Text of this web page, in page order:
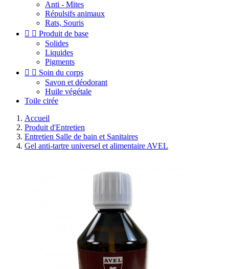
Anti - Mites
Répulsifs animaux
Rats, Souris
  Produit de base
Solides
Liquides
Pigments
  Soin du corps
Savon et déodorant
Huile végétale
Toile cirée
Accueil
Produit d'Entretien
Entretien Salle de bain et Sanitaires
Gel anti-tartre universel et alimentaire AVEL